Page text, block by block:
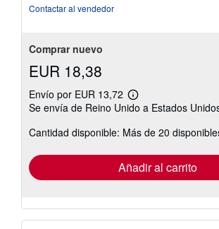
Contactar al vendedor
Comprar nuevo
EUR 18,38
Envío por EUR 13,72
Más
información
las
envío
Se envía de Reino Unido a Estados
Cantidad disponible: Más de 20
Añadir al carrito